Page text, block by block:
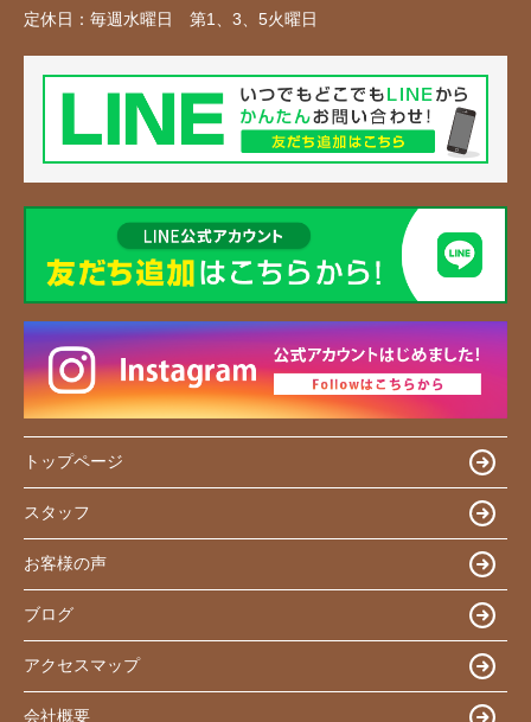
定休日： 毎週水曜日 第1、3、5火曜日
トップページ
スタッフ
お客様の声
ブログ
アクセスマップ
会社概要